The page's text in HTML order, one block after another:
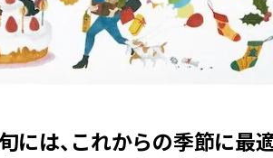
には、これからの季節に最